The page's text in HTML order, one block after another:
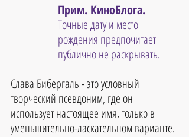
Прим. КиноБлога.
Точные дату и место
рождения предпочитает
публично не раскрывать.
Слава Бибергаль - это условный
творческий псевдоним, где он
использует настоящее имя, только в
уменьшительно-ласкательном варианте.